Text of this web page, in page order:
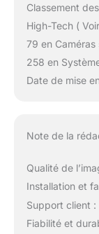
Classement
High-Tech (
79 en
258 en
Date de mise
Note de la
Qualité de
Installation et
Support client :
Fiabilité et